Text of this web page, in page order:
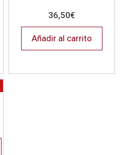
36,50€
Añadir al carrito